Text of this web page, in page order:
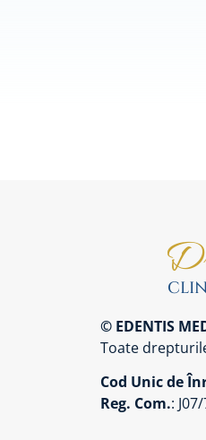
© EDENTIS
Toate
Cod Unic de
Reg. Com.: